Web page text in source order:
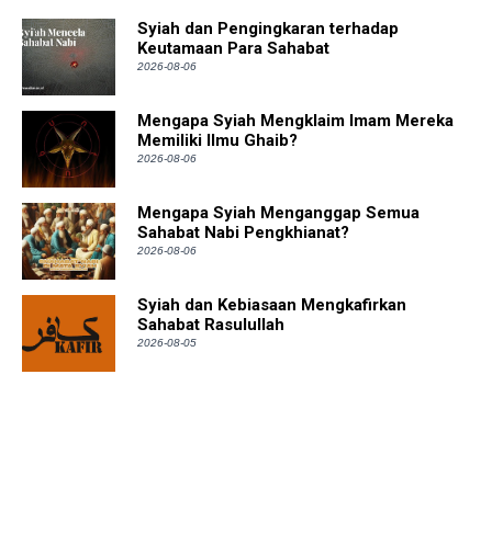
Syiah dan Pengingkaran terhadap
Keutamaan Para Sahabat
2026-08-06
Mengapa Syiah Mengklaim Imam Mereka
Memiliki Ilmu Ghaib?
2026-08-06
Mengapa Syiah Menganggap Semua
Sahabat Nabi Pengkhianat?
2026-08-06
Syiah dan Kebiasaan Mengkafirkan
Sahabat Rasulullah
2026-08-05